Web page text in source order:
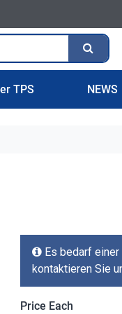
TPS NEWS
Es bedarf
kontaktieren Sie
Price Each